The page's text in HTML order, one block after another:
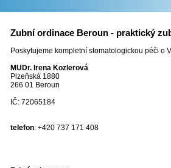
Zubní ordinace Beroun - praktický
Poskytujeme kompletní stomatologickou péči o
MUDr. Irena Kozlerová
Plzeňská 1880
266 01 Beroun
IČ: 72065184
telefon: +420 737 171 408